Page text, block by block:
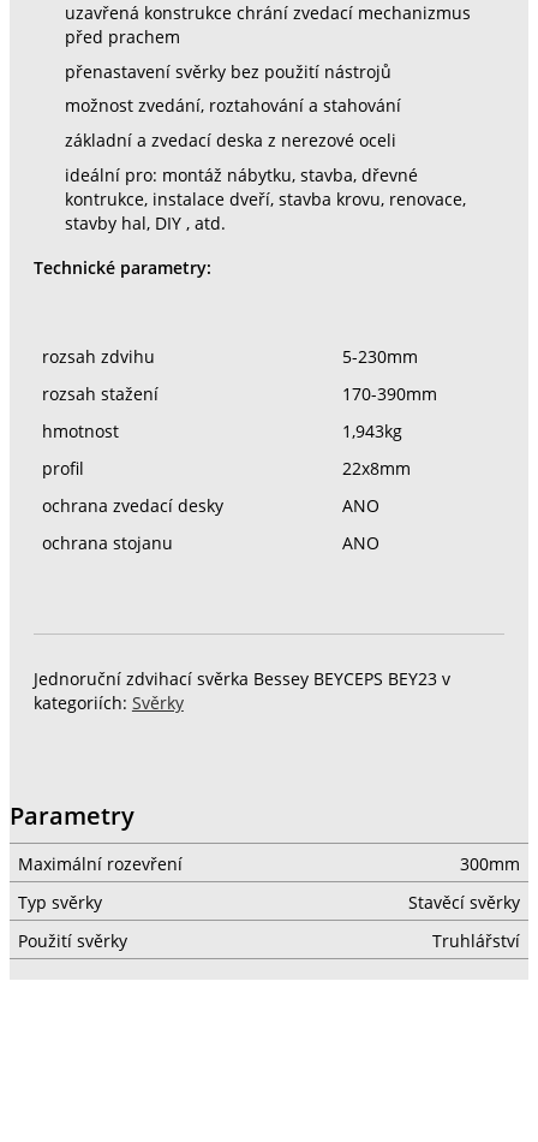
uzavřená konstrukce chrání zvedací mechanizmus
před prachem
přenastavení svěrky bez použití nástrojů
možnost zvedání, roztahování a stahování
základní a zvedací deska z nerezové oceli
ideální pro: montáž nábytku, stavba, dřevné
kontrukce, instalace dveří, stavba krovu, renovace,
stavby hal, DIY , atd.
Technické parametry:
rozsah zdvihu
5-230mm
rozsah stažení
170-390mm
hmotnost
1,943kg
profil
22x8mm
ochrana zvedací desky
ANO
ochrana stojanu
ANO
Jednoruční zdvihací svěrka Bessey BEYCEPS BEY23 v
kategoriích: Svěrky
Parametry
Maximální rozevření
300mm
Typ svěrky
Stavěcí svěrky
Použití svěrky
Truhlářství